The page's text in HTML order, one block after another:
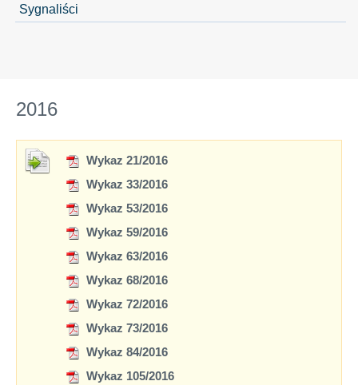
Sygnaliści
2016
Wykaz 21/2016
Wykaz 33/2016
Wykaz 53/2016
Wykaz 59/2016
Wykaz 63/2016
Wykaz 68/2016
Wykaz 72/2016
Wykaz 73/2016
Wykaz 84/2016
Wykaz 105/2016